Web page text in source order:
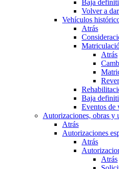
Baja
Volver a
Vehículos
Atrás
Atrás
Baja
Eventos de
Autorizaciones, obras y
Atrás
Autorizaciones
Atrás
Atrás